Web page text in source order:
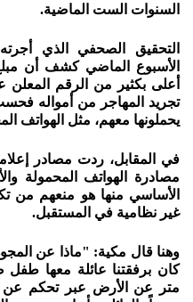
السنوات الست الماضية.
التحقيق الصحفي الذي
الأسبوع الماضي كشف أن
أعلى بكثير من الرقم
تجريد المهاجر من أمواله
يحملونها معهم، مثل الهواتف
في المقابل، ردت مصادر
مصادرة الهواتف المحمولة
الأساسي منها هو منعهم من
غير نظامية في المستقبل.
وهنا قال مكية: "ماذا عن
كان برفقتنا عائلة معها
متر عن الأرض عبر تحكم عن